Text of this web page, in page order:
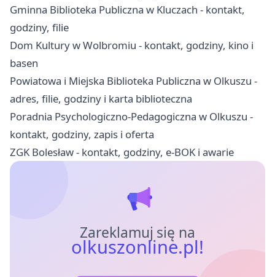
Gminna Biblioteka Publiczna w Kluczach - kontakt,
godziny, filie
Dom Kultury w Wolbromiu - kontakt, godziny, kino i
basen
Powiatowa i Miejska Biblioteka Publiczna w Olkuszu -
adres, filie, godziny i karta biblioteczna
Poradnia Psychologiczno-Pedagogiczna w Olkuszu -
kontakt, godziny, zapis i oferta
ZGK Bolesław - kontakt, godziny, e-BOK i awarie
Zareklamuj się na
olkuszonline.pl!